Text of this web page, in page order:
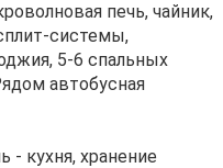
печь, чайник,
системы,
5-6 спальных
автобусная
- кухня, хранение